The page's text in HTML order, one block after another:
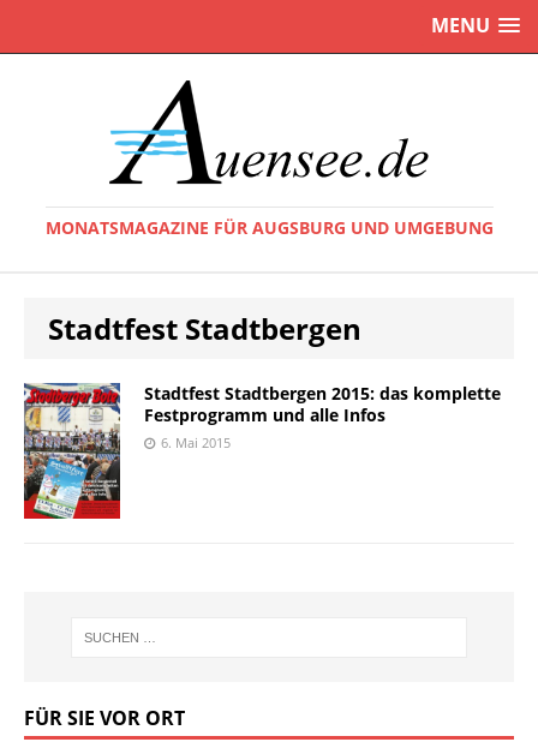
MENU
MONATSMAGAZINE FÜR AUGSBURG UND UMGEBUNG
Stadtfest Stadtbergen
Stadtfest Stadtbergen 2015: das komplette
Festprogramm und alle Infos
6. Mai 2015
FÜR SIE VOR ORT